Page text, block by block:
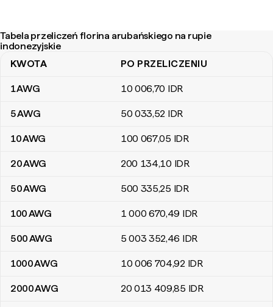
Tabela przeliczeń florina arubańskiego na rupie
indonezyjskie
Tabela przeliczeń florina arubańskiego na rupie indonezyjskie
KWOTA PO PRZELICZENIU
1AWG 10 006,70 IDR
5AWG 50 033,52 IDR
10AWG 100 067,05 IDR
20AWG 200 134,10 IDR
50AWG 500 335,25 IDR
100AWG 1 000 670,49 IDR
500AWG 5 003 352,46 IDR
1000AWG 10 006 704,92 IDR
2000AWG 20 013 409,85 IDR